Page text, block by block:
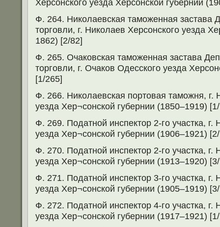
Херсонского уезда Херсонской губернии
Ф. 264. Николаевская таможенная застава
торговли, г. Николаев Херсонского уезда
1862) [2/82]
Ф. 265. Очаковская таможенная застава
торговли, г. Очаков Одесского уезда
[1/265]
Ф. 266. Николаевская портовая таможня, г.
уезда Хер¬сонской губернии (1850–1919)
Ф. 269. Податной инспектор 2-го участка, г.
уезда Хер¬сонской губернии (1906–1921)
Ф. 270. Податной инспектор 2-го участка, г.
уезда Хер¬сонской губернии (1913–1920)
Ф. 271. Податной инспектор 3-го участка, г.
уезда Хер¬сонской губернии (1905–1919)
Ф. 272. Податной инспектор 4-го участка, г.
уезда Хер¬сонской губернии (1917–1921)